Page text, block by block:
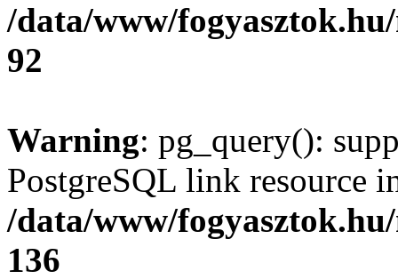
/data/www/
92
Warning: pg_query():
PostgreSQL link resource
/data/www/
136